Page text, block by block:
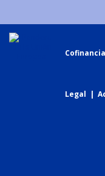
Legal |